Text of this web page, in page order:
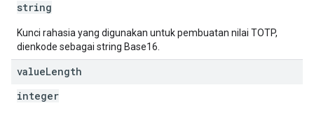
string
Kunci rahasia yang digunakan untuk pembuatan nilai TOTP,
dienkode sebagai string Base16.
valueLength
integer